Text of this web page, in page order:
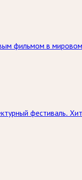
фильмом в
фестиваль.